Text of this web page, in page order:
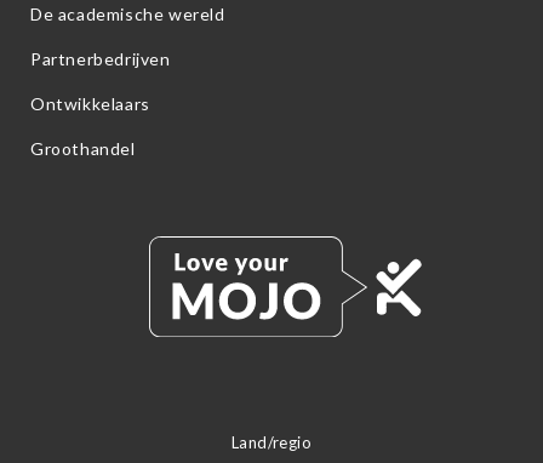
De academische wereld
Partnerbedrijven
Ontwikkelaars
Groothandel
Land/regio